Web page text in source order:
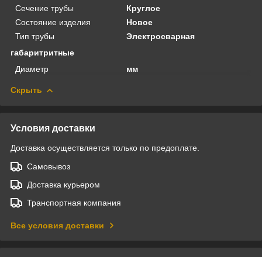
Сечение трубы
Круглое
Состояние изделия
Новое
Тип трубы
Электросварная
габаритритные
Диаметр
мм
Скрыть
Условия доставки
Доставка осуществляется только по предоплате.
Самовывоз
Доставка курьером
Транспортная компания
Все условия доставки